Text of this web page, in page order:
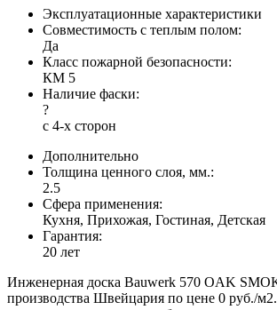
Эксплуатационные характеристики
Совместимость с теплым полом:
Да
Класс пожарной безопасности:
КМ 5
Наличие фаски:
?
с 4-х сторон
Дополнительно
Толщина ценного слоя, мм.:
2.5
Сфера применения:
Кухня, Прихожая, Гостиная, Детская
Гарантия:
20 лет
Инженерная доска Bauwerk 570 OAK
производства Швейцария по цене 0 руб./